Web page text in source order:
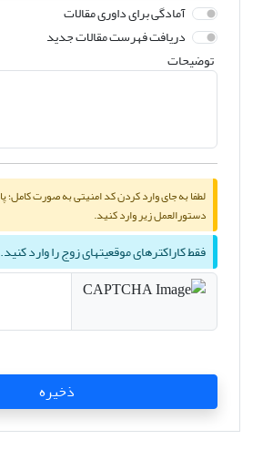
آمادگی برای داوری مقالات
دریافت فهرست مقالات جدید
توضیحات
دستورالعمل زیر وارد کنید.
فقط کاراکترهای موقعیتهای زوج را وارد کنید.
ذخیره